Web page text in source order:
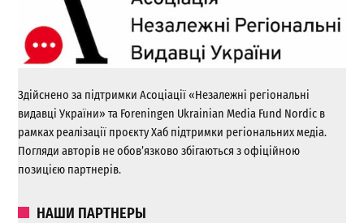
Здійснено за підтримки Асоціації «Незалежні регіональні
видавці України» та Foreningen Ukrainian Media Fund Nordic в
рамках реалізації проєкту Хаб підтримки регіональних медіа.
Погляди авторів не обов’язково збігаються з офіційною
позицією партнерів.
НАШИ ПАРТНЕРЫ